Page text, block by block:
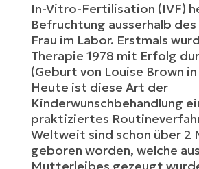
In-Vitro-Fertilisation (IVF)
Befruchtung ausserhalb
Frau im Labor. Erstmals
Therapie 1978 mit Erfolg
(Geburt von Louise Brown
Heute ist diese Art der
Kinderwunschbehandlung
praktiziertes
Weltweit sind schon über 2
geboren worden, welche